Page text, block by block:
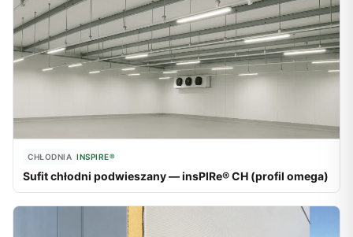
CHŁODNIA INSPIRE®
Sufit chłodni podwieszany — insPIRe® CH (profil omega)